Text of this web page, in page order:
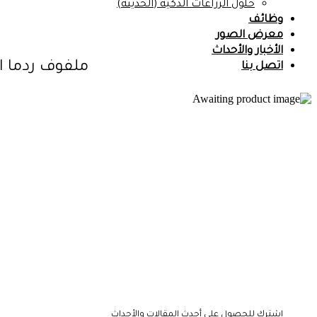
حلول الزراعات الذكية (الحديثة)
وظائف
معرض الصور
الأخبار والأحداث
اتصل بنا
ملفوف ردما